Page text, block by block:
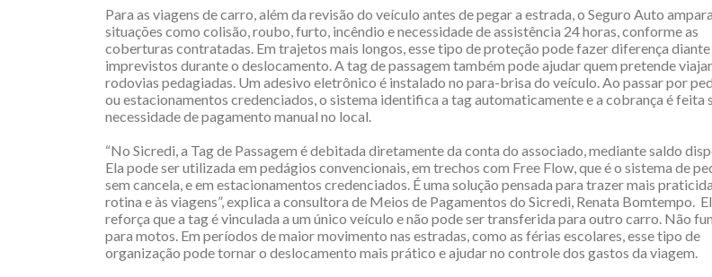
Para as viagens de carro, além da revisão do veículo antes de pegar a estrada, o Seguro Auto ampara
situações como colisão, roubo, furto, incêndio e necessidade de assistência 24 horas, conforme as
coberturas contratadas. Em trajetos mais longos, esse tipo de proteção pode fazer diferença
imprevistos durante o deslocamento. A tag de passagem também pode ajudar quem pretende
rodovias pedagiadas. Um adesivo eletrônico é instalado no para-brisa do veículo. Ao passar por
ou estacionamentos credenciados, o sistema identifica a tag automaticamente e a cobrança é feita
necessidade de pagamento manual no local.
“No Sicredi, a Tag de Passagem é debitada diretamente da conta do associado, mediante saldo
Ela pode ser utilizada em pedágios convencionais, em trechos com Free Flow, que é o sistema de
sem cancela, e em estacionamentos credenciados. É uma solução pensada para trazer mais
rotina e às viagens”, explica a consultora de Meios de Pagamentos do Sicredi, Renata Bomtempo.
reforça que a tag é vinculada a um único veículo e não pode ser transferida para outro carro. Não
para motos. Em períodos de maior movimento nas estradas, como as férias escolares, esse tipo de
organização pode tornar o deslocamento mais prático e ajudar no controle dos gastos da viagem.